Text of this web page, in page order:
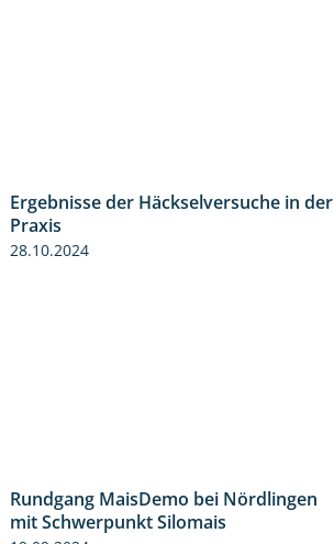
Ergebnisse der Häckselversuche in der
Praxis
28.10.2024
10:51
Rundgang MaisDemo bei Nördlingen
mit Schwerpunkt Silomais